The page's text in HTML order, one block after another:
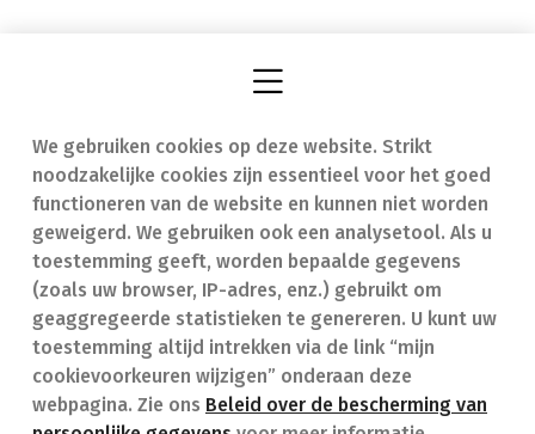
We gebruiken cookies op deze website. Strikt
noodzakelijke cookies zijn essentieel voor het goed
functioneren van de website en kunnen niet worden
geweigerd. We gebruiken ook een analysetool. Als u
toestemming geeft, worden bepaalde gegevens
(zoals uw browser, IP-adres, enz.) gebruikt om
geaggregeerde statistieken te genereren. U kunt uw
toestemming altijd intrekken via de link “mijn
cookievoorkeuren wijzigen” onderaan deze
webpagina. Zie ons Beleid over de bescherming van
Vind een apotheek
Onze expertise
Ziekten
Geneesmiddelen
In geval van nood
Contact
Veelgestelde vragen
(FAQ)